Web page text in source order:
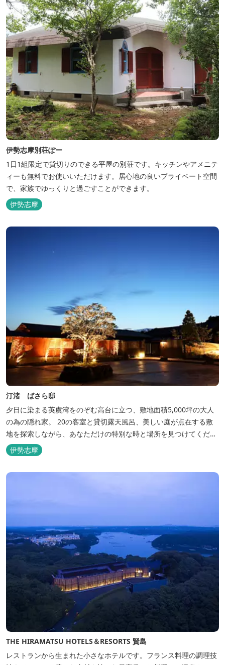
伊勢志摩別荘ぽー
1日1組限定で貸切りのできる平屋の別荘です。キッチンやアメニテ
ィーも無料でお使いいただけます。居心地の良いプライベート空間
で、家族でゆっくりと過ごすことができます。
伊勢志摩
汀渚 ばさら邸
夕日に染まる英虞湾をのぞむ高台に立つ、敷地面積5,000坪の大人
の為の隠れ家。 20の客室と貸切露天風呂、美しい庭が点在する敷
地を探索しながら、あなただけの特別な時と場所を見つけてくださ
い。
伊勢志摩
THE HIRAMATSU HOTELS＆RESORTS 賢島
レストランから生まれた小さなホテルです。フランス料理の調理技